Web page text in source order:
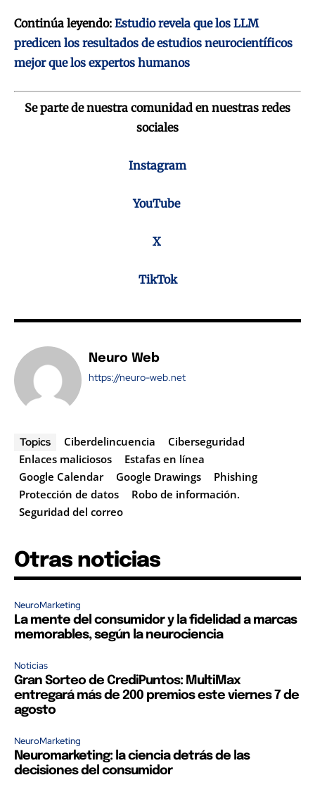
Continúa leyendo: Estudio revela que los LLM
predicen los resultados de estudios neurocientíficos
mejor que los expertos humanos
Se parte de nuestra comunidad en nuestras redes
sociales
Instagram
YouTube
X
TikTok
Neuro Web
https://neuro-web.net
Topics Ciberdelincuencia
Ciberseguridad
Enlaces maliciosos
Estafas en línea
Google Calendar
Google Drawings
Phishing
Protección de datos
Robo de información.
Seguridad del correo
Otras noticias
NeuroMarketing
La mente del consumidor y la fidelidad a marcas
memorables, según la neurociencia
Noticias
Gran Sorteo de CrediPuntos: MultiMax
entregará más de 200 premios este viernes 7 de
agosto
NeuroMarketing
Neuromarketing: la ciencia detrás de las
decisiones del consumidor